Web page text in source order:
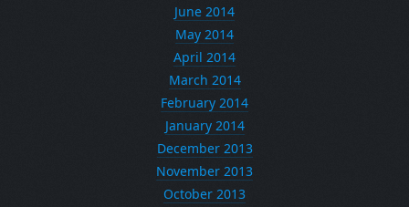
June 2014
May 2014
April 2014
March 2014
February 2014
January 2014
December 2013
November 2013
October 2013